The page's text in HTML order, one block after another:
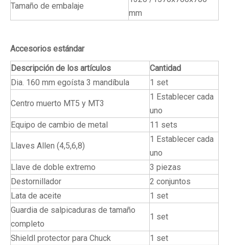
Tamaño de embalaje
mm
Accesorios estándar
Descripción de los artículos
Cantidad
Dia. 160 mm egoísta 3 mandíbula
1 set
Centro muerto MT5 y MT3
1 Establecer cada
uno
Equipo de cambio de metal
11 sets
Llaves Allen (4,5,6,8)
1 Establecer cada
uno
Llave de doble extremo
3 piezas
Destornillador
2 conjuntos
Lata de aceite
1 set
Guardia de salpicaduras de tamaño
completo
1 set
Shieldl protector para Chuck 1 set